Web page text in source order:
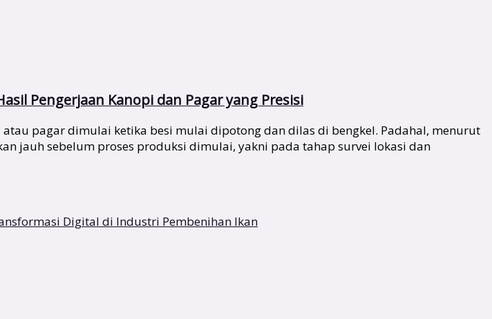
Pengerjaan Kanopi dan Pagar yang Presisi
pagar dimulai ketika besi mulai dipotong dan dilas di bengkel. Padahal, menurut
jauh sebelum proses produksi dimulai, yakni pada tahap survei lokasi dan